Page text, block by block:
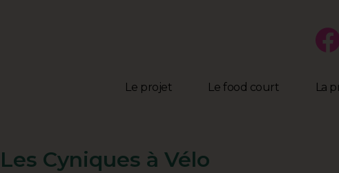
Le projet Le food court La
Les Cyniques à Vélo